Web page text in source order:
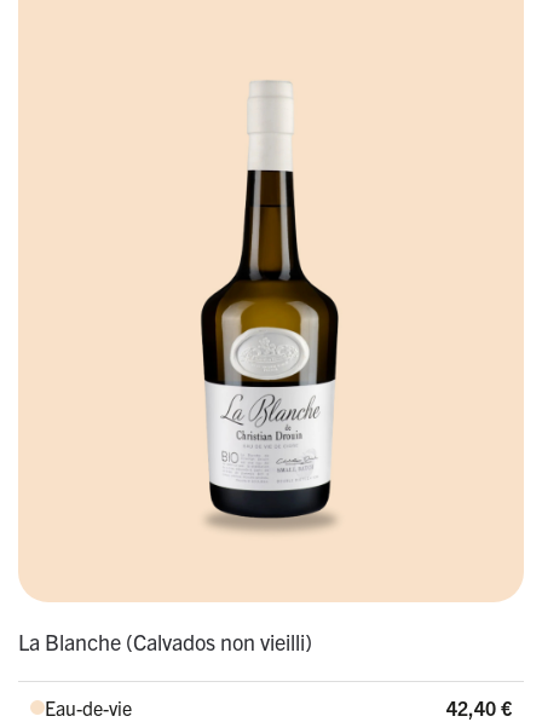
La Blanche (Calvados non vieilli)
Eau-de-vie 42,40 €